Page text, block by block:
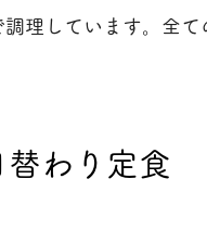
理しています。全
替わり定食